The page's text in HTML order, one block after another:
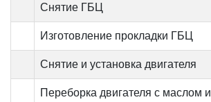
Снятие ГБЦ
Изготовление прокладки ГБЦ
Снятие и установка двигателя
Переборка двигателя с маслом и